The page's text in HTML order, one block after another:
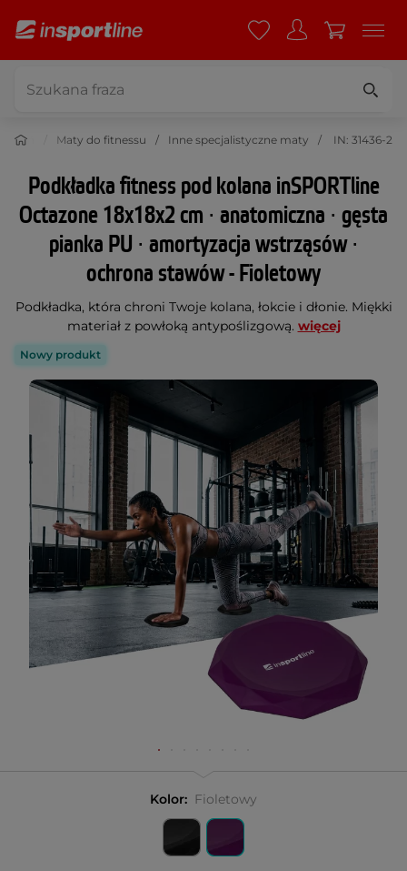
Maty do fitnessu Inne specjalistyczne maty IN: 31436-2
Podkładka fitness pod kolana inSPORTline
Octazone 18x18x2 cm ∙ anatomiczna ∙ gęsta
pianka PU ∙ amortyzacja wstrząsów ∙
ochrona stawów - Fioletowy
Podkładka, która chroni Twoje kolana, łokcie i dłonie. Miękki
materiał z powłoką antypoślizgową. więcej
Nowy produkt
Kolor: Fioletowy